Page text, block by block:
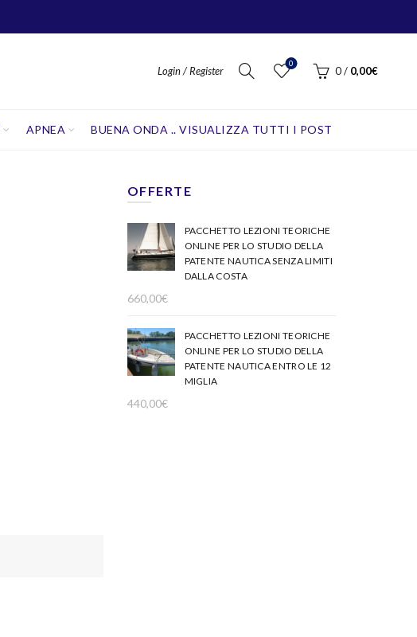
Login / Register
0
0 / 0,00€
APNEA BUENA ONDA .. VISUALIZZA TUTTI I POST
OFFERTE
PACCHETTO LEZIONI TEORICHE
ONLINE PER LO STUDIO DELLA
PATENTE NAUTICA SENZA LIMITI
DALLA COSTA
660,00€
PACCHETTO LEZIONI TEORICHE
ONLINE PER LO STUDIO DELLA
PATENTE NAUTICA ENTRO LE 12
MIGLIA
440,00€